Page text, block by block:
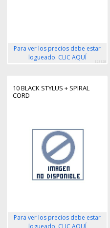
Para ver los precios debe estar
logueado. CLIC AQUÍ
123128
10 BLACK STYLUS + SPIRAL
CORD
Para ver los precios debe estar
logueado. CLIC AQUÍ